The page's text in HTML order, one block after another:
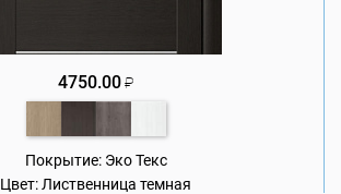
4750.00 ₽
Покрытие: Эко Текс
Цвет: Лиственница темная